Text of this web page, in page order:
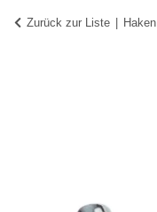
Zurück zur Liste Haken